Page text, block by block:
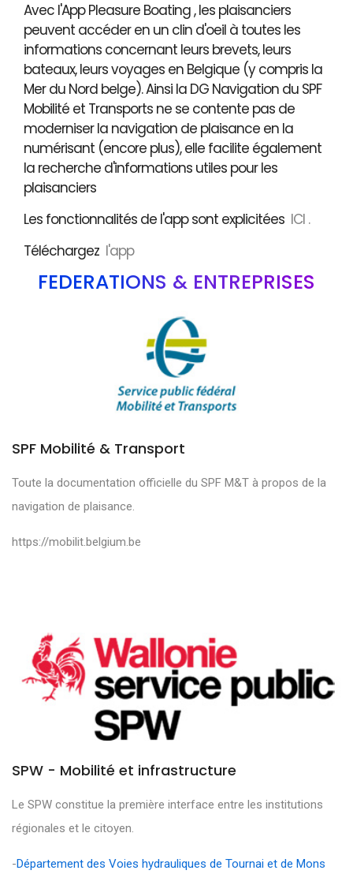
Avec l'App Pleasure Boating , les plaisanciers
peuvent accéder en un clin d'oeil à toutes les
informations concernant leurs brevets, leurs
bateaux, leurs voyages en Belgique (y compris la
Mer du Nord belge). Ainsi la DG Navigation du SPF
Mobilité et Transports ne se contente pas de
moderniser la navigation de plaisance en la
numérisant (encore plus), elle facilite également
la recherche d'informations utiles pour les
plaisanciers
Les fonctionnalités de l'app sont explicitées ICI .
Téléchargez l'app
SPF Mobilité & Transport
Toute la documentation officielle du SPF M&T à propos de la
navigation de plaisance.
https://mobilit.belgium.be
SPW - Mobilité et infrastructure
Le SPW constitue la première interface entre les institutions
régionales et le citoyen.
-Département des Voies hydrauliques de Tournai et de Mons
FÉDÉRATIONS & ENTREPRISES